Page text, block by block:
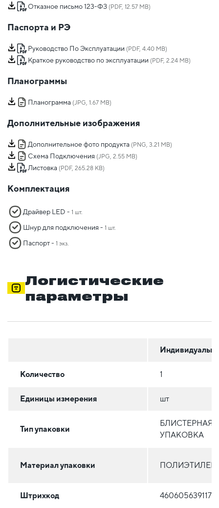
Отказное письмо 123-ФЗ (PDF, 12.57 MB)
Паспорта и РЭ
Руководство По Эксплуатации (PDF, 4.40 MB)
Краткое руководство по эксплуатации (PDF, 2.24 MB)
Планограммы
Планограмма (JPG, 1.67 MB)
Дополнительные изображения
Дополнительное фото продукта (PNG, 3.21 MB)
Схема Подключения (JPG, 2.55 MB)
Листовка (PDF, 265.28 KB)
Комплектация
Драйвер LED - 1 шт.
Шнур для подключения - 1 шт.
Паспорт - 1 экз.
Логистические
параметры
Количество 1
Единицы измерения шт
Тип упаковки
БЛИСТЕРНАЯ
УПАКОВКА
Материал упаковки ПОЛИЭТИЛЕН
Штрихкод 4606056391176